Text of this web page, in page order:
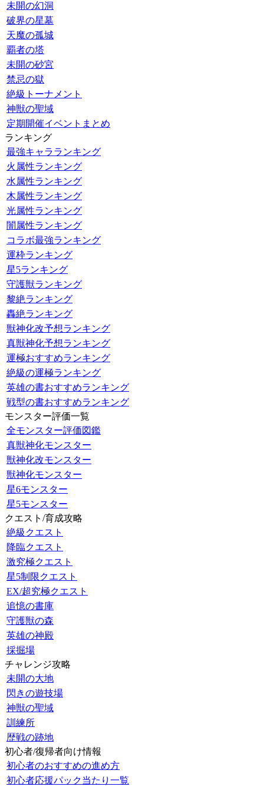
未開の幻洞
破界の星墓
天魔の孤城
覇者の塔
未開の砂宮
禁忌の獄
絶級トーナメント
神獣の聖域
定期開催イベントまとめ
ランキング
最強キャラランキング
火属性ランキング
水属性ランキング
木属性ランキング
光属性ランキング
闇属性ランキング
コラボ最強ランキング
運枠ランキング
星5ランキング
守護獣ランキング
黎絶ランキング
轟絶ランキング
獣神化改予想ランキング
真獣神化予想ランキング
運極おすすめランキング
絶級の運極ランキング
英雄の書おすすめランキング
戦型の書おすすめランキング
モンスター評価一覧
全モンスター評価図鑑
真獣神化モンスター
獣神化改モンスター
獣神化モンスター
星6モンスター
星5モンスター
クエスト/育成攻略
絶級クエスト
降臨クエスト
激究極クエスト
星5制限クエスト
EX/超究極クエスト
追憶の書庫
守護獣の森
英雄の神殿
採掘場
チャレンジ攻略
未開の大地
閃きの遊技場
神獣の聖域
訓練所
歴戦の跡地
初心者/復帰者向け情報
初心者のおすすめの進め方
初心者応援パック当たり一覧